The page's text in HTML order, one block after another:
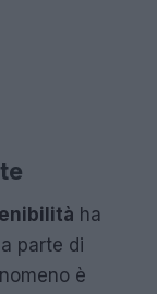
ha
parte di
è